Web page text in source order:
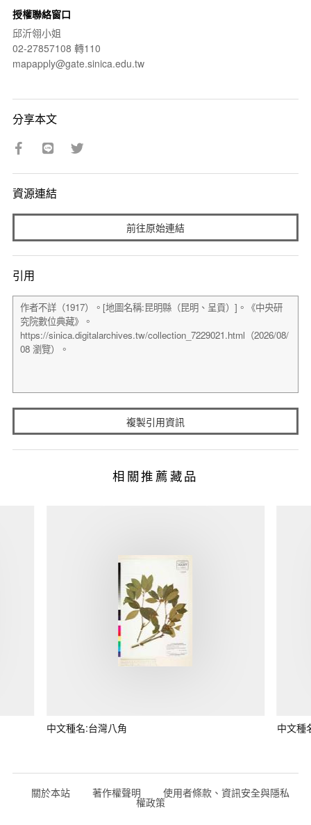
授權聯絡窗口
邱沂翎小姐
02-27857108 轉110
mapapply@gate.sinica.edu.tw
分享本文
資源連結
前往原始連結
引用
複製引用資訊
相關推薦藏品
中文種名:台灣八角 中文種
關於本站 著作權聲明 使用者條款、資訊安全與隱私
權政策